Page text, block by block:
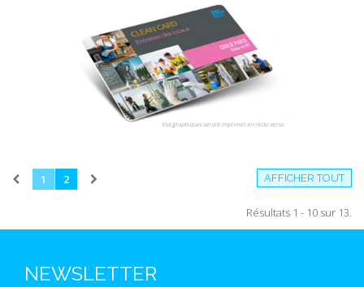
Vos graphiques seront imprimés en recto verso
AFFICHER TOUT
1 2
Résultats 1 - 10 sur 13.
NEWSLETTER